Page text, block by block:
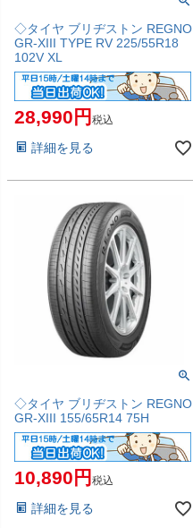
◇タイヤ ブリヂストン REGNO
GR-XIII TYPE RV 225/55R18
102V XL
28,990 税込
詳細を見る
◇タイヤ ブリヂストン REGNO
GR-XIII 155/65R14 75H
10,890 税込
詳細を見る